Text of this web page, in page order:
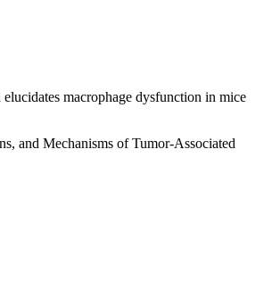
macrophage dysfunction in mice
and Mechanisms of Tumor-Associated